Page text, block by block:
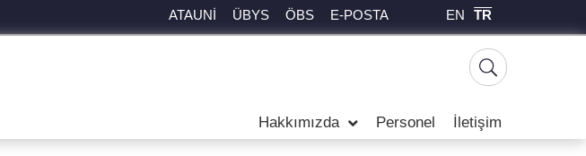
ATAUNİ ÜBYS ÖBS E-POSTA EN TR
Hakkımızda Personel İletişim